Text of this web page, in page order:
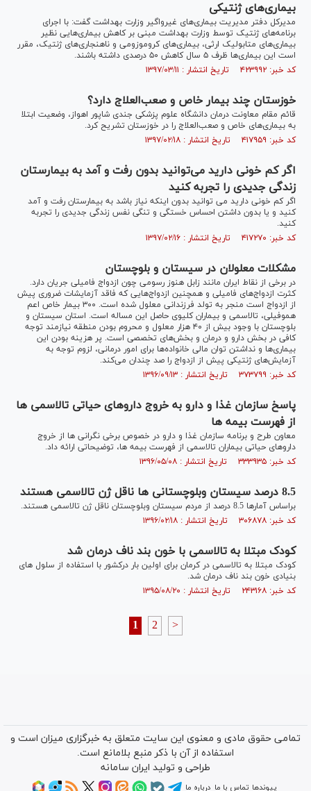
بیماری‌های ژنتیکی
مدیرکل دفتر مدیریت بیماری‌های غیرواگیر وزارت بهداشت گفت: با اجرای
برنامه‌های ژنتیک توسط وزارت بهداشت مبنی بر کاهش بیماری‌هایی نظیر
بیماری‌های متابولیک ارثی، بیماری‌های کروموزومی و ناهنجاری‌های ژنتیک، مقرر
است این بیماری‌ها ظرف ۵ سال کاهش ۵۰ درصدی داشته باشند.
کد خبر: ۴۲۳۹۹۲ تاریخ انتشار : ۱۳۹۷/۰۳/۱۱
خوزستان چند بیمار خاص و صعب‌العلاج دارد؟
قائم مقام معاونت درمان دانشگاه علوم پزشکی جندی شاپور اهواز، وضعیت ابتلا
به بیماری‌های خاص و صعب‌العلاج را در خوزستان تشریح کرد.
کد خبر: ۴۱۷۹۵۹ تاریخ انتشار : ۱۳۹۷/۰۲/۱۸
اگر کم خونی دارید می‌توانید بدون رفت و آمد به بیمارستان
زندگی جدیدی را تجربه کنید
اگر کم خونی دارید می توانید بدون اینکه نیاز باشد به بیمارستان رفت و آمد
کنید و یا بدون داشتن احساس خستگی و تنگی نفس زندگی جدیدی را تجربه
کنید.
کد خبر: ۴۱۷۲۷۰ تاریخ انتشار : ۱۳۹۷/۰۲/۱۶
مشکلات معلولان در سیستان و بلوچستان
در برخی از نقاط ایران مانند زابل هنوز رسومی چون ازدواج فامیلی جریان دارد.
کثرت ازدواج‌های فامیلی و همچنین ازدواج‌هایی که فاقد آزمایشات ضروری پیش
از ازدواج است منجر به تولد فرزندانی معلول شده است. ۳۰۰ بیمار خاص اعم
هموفیلی، تالاسمی و بیماران کلیوی حاصل این مساله است. استان سیستان و
بلوچستان با وجود بیش از ۴۰ هزار معلول و محروم بودن منطقه نیازمند توجه
کافی در بخش دارو و درمان و بخش‌های تخصصی است. پر هزینه بودن این
بیماری‌ها و نداشتن توان مالی خانواده‌ها برای امور درمانی، لزوم توجه به
آزمایش‌های ژنتیکی پیش از ازدواج را صد چندان می‌کند.
کد خبر: ۳۷۳۷۹۹ تاریخ انتشار : ۱۳۹۶/۰۹/۱۳
پاسخ سازمان غذا و دارو به خروج داروهای حیاتی تالاسمی ها
از فهرست بیمه ها
معاون طرح و برنامه سازمان غذا و دارو در خصوص برخی نگرانی ها از خروج
داروهای حیاتی بیماران تالاسمی از فهرست بیمه ها، توضیحاتی ارائه داد.
کد خبر: ۳۳۳۹۳۵ تاریخ انتشار : ۱۳۹۶/۰۵/۰۸
8.5 درصد سیستان وبلوچستانی ها ناقل ژن تالاسمی هستند
براساس آمارها 8.5 درصد از مردم سیستان وبلوچستان ناقل ژن تالاسمی هستند.
کد خبر: ۳۰۶۸۷۸ تاریخ انتشار : ۱۳۹۶/۰۲/۱۸
کودک مبتلا به تالاسمی با خون بند ناف درمان شد
کودک مبتلا به تالاسمی در کرمان برای اولین بار درکشور با استفاده از سلول های
بنیادی خون بند ناف درمان شد.
کد خبر: ۲۴۳۱۶۸ تاریخ انتشار : ۱۳۹۵/۰۸/۲۰
1 2 >
تمامی حقوق مادی و معنوی این سایت متعلق به خبرگزاری میزان است و
استفاده از آن با ذکر منبع بلامانع است.
طراحی و تولید ایران سامانه
پیوندها تماس با ما درباره ما